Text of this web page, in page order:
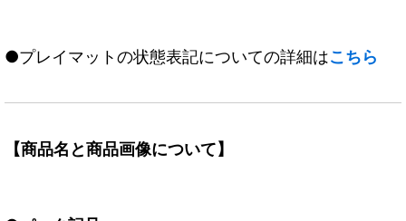
●プレイマットの状態表記についての詳細はこちら
【商品名と商品画像について】